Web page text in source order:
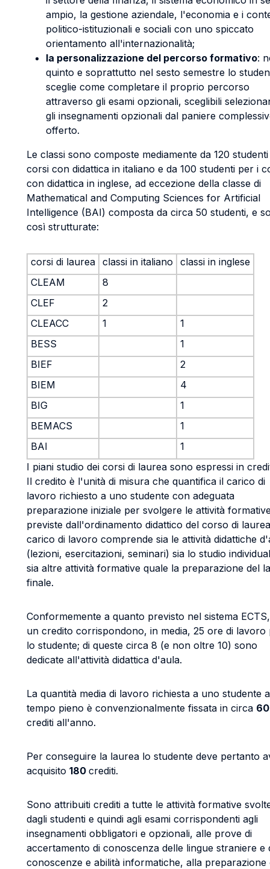
ampio, la gestione aziendale, l'economia e i
politico-istituzionali e sociali con uno spiccato
orientamento all'internazionalità;
la personalizzazione del percorso formativo:
quinto e soprattutto nel sesto semestre lo
sceglie come completare il proprio percorso
attraverso gli esami opzionali, sceglibili
gli insegnamenti opzionali dal paniere
offerto.
Le classi sono composte mediamente da 120
corsi con didattica in italiano e da 100 studenti per i
con didattica in inglese, ad eccezione della classe di
Mathematical and Computing Sciences for Artificial
Intelligence (BAI) composta da circa 50 studenti, e
così strutturate:
corsi di laurea classi in italiano
classi in inglese
CLEAM
8
CLEF
2
CLEACC
1
1
BESS
1
BIEF
2
BIEM
4
BIG
1
BEMACS
1
BAI
1
I piani studio dei corsi di laurea sono espressi in
Il credito è l'unità di misura che quantifica il carico di
lavoro richiesto a uno studente con adeguata
preparazione iniziale per svolgere le attività
previste dall'ordinamento didattico del corso di
carico di lavoro comprende sia le attività didattiche
(lezioni, esercitazioni, seminari) sia lo studio
sia altre attività formative quale la preparazione del
finale.
Conformemente a quanto previsto nel sistema
un credito corrispondono, in media, 25 ore di lavoro
lo studente; di queste circa 8 (e non oltre 10) sono
dedicate all'attività didattica d'aula.
La quantità media di lavoro richiesta a uno studente a
tempo pieno è convenzionalmente fissata in circa 60
crediti all'anno.
Per conseguire la laurea lo studente deve pertanto
acquisito 180 crediti.
Sono attribuiti crediti a tutte le attività formative
dagli studenti e quindi agli esami corrispondenti agli
insegnamenti obbligatori e opzionali, alle prove di
accertamento di conoscenza delle lingue straniere e
conoscenze e abilità informatiche, alla preparazione